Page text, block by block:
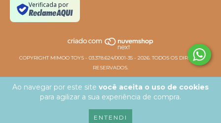
Ao navegar por este site você aceita o uso de cookies
para agilizar a sua experiência de compra.
ENTENDI
Verificada por
COPYRIGHT MIMOO TOYS - 03.378.624/0001-35 - 2026. TODOS OS DIREITOS
RESERVADOS.